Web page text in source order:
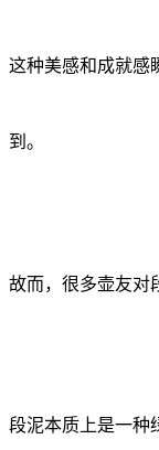
这种美感和成就感
到。
故而，很多壶友对
段泥本质上是一种